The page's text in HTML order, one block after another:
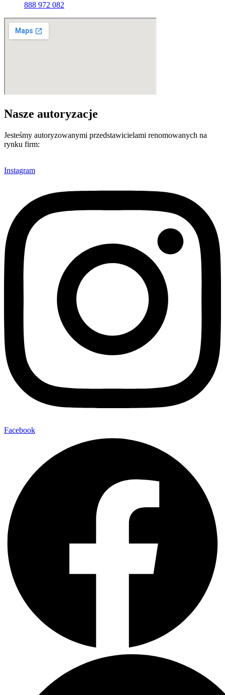
888 972 082
Nasze autoryzacje
Jesteśmy autoryzowanymi przedstawicielami renomowanych na
rynku firm:
Instagram
Facebook